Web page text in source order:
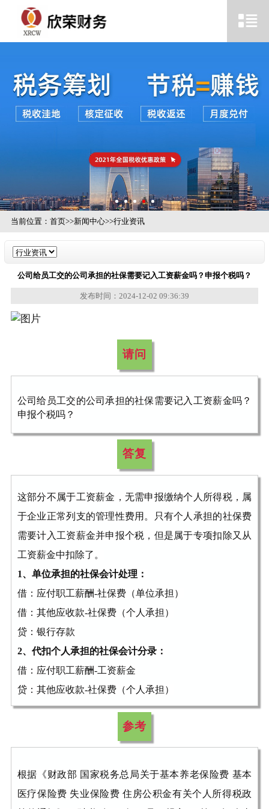
当前位置： 首页>>新闻中心>>行业资讯
公司给员工交的公司承担的社保需要记入工资薪金吗？申报个税吗？
发布时间：2024-12-02 09:36:39
请问
公司给员工交的公司承担的社保需要记入工资薪金吗？
申报个税吗？
答复
这部分不属于工资薪金，无需申报缴纳个人所得税，属
于企业正常列支的管理性费用。只有个人承担的社保费
需要计入工资薪金并申报个税，但是属于专项扣除又从
工资薪金中扣除了。
1、单位承担的社保会计处理：
借：应付职工薪酬-社保费（单位承担）
借：其他应收款-社保费（个人承担）
贷：银行存款
2、 代扣个人承担的社保会计分录：
借：应付职工薪酬-工资薪金
贷：其他应收款-社保费（个人承担）
参考
根据《财政部 国家税务总局关于基本养老保险费 基本
医疗保险费 失业保险费 住房公积金有关个人所得税政